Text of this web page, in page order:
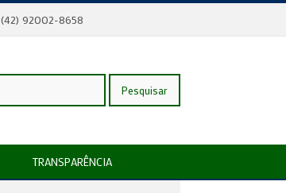
(42) 92002-8658
TRANSPARÊNCIA